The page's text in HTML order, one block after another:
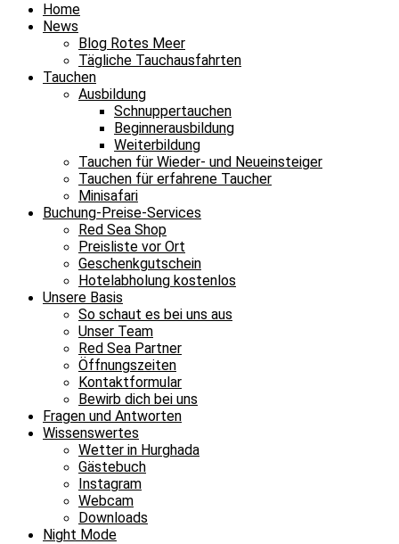
Home
News
Blog Rotes Meer
Tägliche Tauchausfahrten
Tauchen
Ausbildung
Schnuppertauchen
Beginnerausbildung
Weiterbildung
Tauchen für Wieder- und Neueinsteiger
Tauchen für erfahrene Taucher
Minisafari
Buchung-Preise-Services
Red Sea Shop
Preisliste vor Ort
Geschenkgutschein
Hotelabholung kostenlos
Unsere Basis
So schaut es bei uns aus
Unser Team
Red Sea Partner
Öffnungszeiten
Kontaktformular
Bewirb dich bei uns
Fragen und Antworten
Wissenswertes
Wetter in Hurghada
Gästebuch
Instagram
Webcam
Downloads
Night Mode